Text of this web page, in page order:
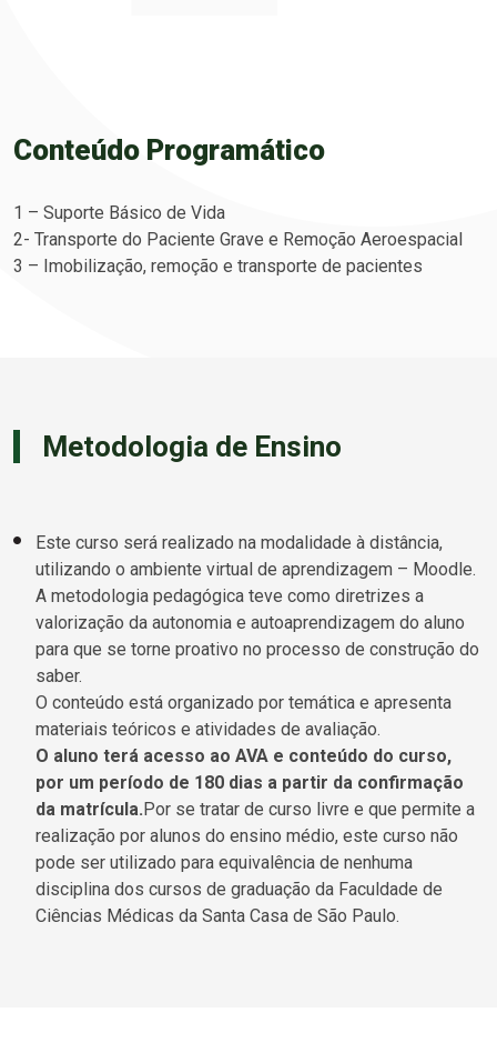
Conteúdo Programático
1 – Suporte Básico de Vida
2- Transporte do Paciente Grave e Remoção Aeroespacial
3 – Imobilização, remoção e transporte de pacientes
Metodologia de Ensino
Este curso será realizado na modalidade à distância,
utilizando o ambiente virtual de aprendizagem – Moodle.
A metodologia pedagógica teve como diretrizes a
valorização da autonomia e autoaprendizagem do aluno
para que se torne proativo no processo de construção do
saber.
O conteúdo está organizado por temática e apresenta
materiais teóricos e atividades de avaliação.
O aluno terá acesso ao AVA e conteúdo do curso,
por um período de 180 dias a partir da confirmação
da matrícula.Por se tratar de curso livre e que permite a
realização por alunos do ensino médio, este curso não
pode ser utilizado para equivalência de nenhuma
disciplina dos cursos de graduação da Faculdade de
Ciências Médicas da Santa Casa de São Paulo.